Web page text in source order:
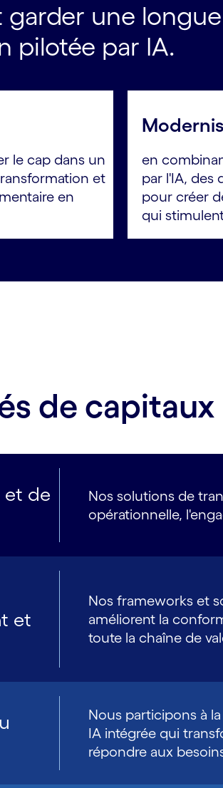
une
pilotée par IA.
le cap dans un
et
en
en
par l'IA, des
pour créer
qui
de
et de
Nos solutions de
opérationnelle,
et
Nos frameworks et
améliorent la
toute la chaîne de
Nous participons à
IA intégrée qui
répondre aux